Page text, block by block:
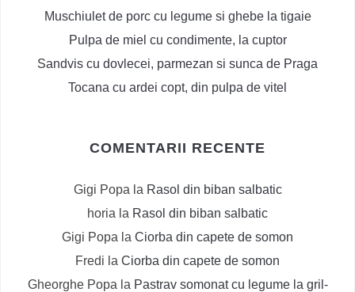
Muschiulet de porc cu legume si ghebe la tigaie
Pulpa de miel cu condimente, la cuptor
Sandvis cu dovlecei, parmezan si sunca de Praga
Tocana cu ardei copt, din pulpa de vitel
COMENTARII RECENTE
Gigi Popa la Rasol din biban salbatic
horia la Rasol din biban salbatic
Gigi Popa la Ciorba din capete de somon
Fredi la Ciorba din capete de somon
Gheorghe Popa la Pastrav somonat cu legume la gril-